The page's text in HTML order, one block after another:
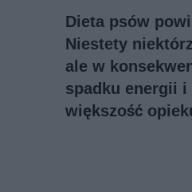
Dieta psów
Niestety
ale w
spadku energii i
większość